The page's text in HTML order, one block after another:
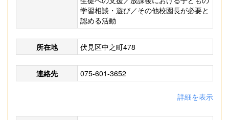
学習相談・遊び／その他校園長が必要と
認める活動
所在地 伏見区中之町478
連絡先 075-601-3652
詳細を表示